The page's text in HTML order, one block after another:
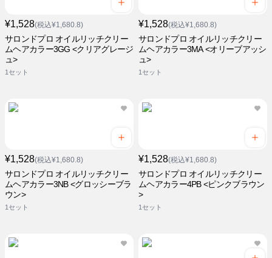
¥1,528(税込¥1,680.8)
サロンドプロ オイルリッチクリー
ムヘアカラー3GG <クリアグレージ
ュ>
1セット
¥1,528(税込¥1,680.8)
サロンドプロ オイルリッチクリー
ムヘアカラー3MA <オリーブアッシ
ュ>
1セット
¥1,528(税込¥1,680.8)
サロンドプロ オイルリッチクリー
ムヘアカラー3NB <グロッシーブラ
ウン>
1セット
¥1,528(税込¥1,680.8)
サロンドプロ オイルリッチクリー
ムヘアカラー4PB <ピンクブラウン
>
1セット